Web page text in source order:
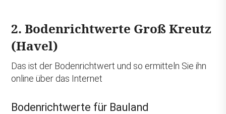
2. Bodenrichtwerte Groß Kreutz
(Havel)
Das ist der Bodenrichtwert und so ermitteln Sie ihn
online über das Internet
Bodenrichtwerte für Bauland